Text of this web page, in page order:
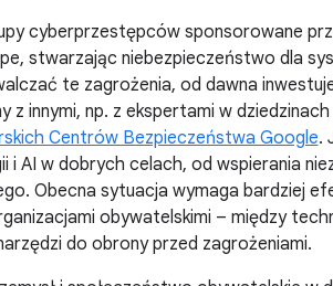
cyberprzestępców sponsorowane
stwarzając niebezpieczeństwo dla
te zagrożenia, od dawna
z innymi, np. z ekspertami w
Centrów Bezpieczeństwa Google.
AI w dobrych celach, od wspierania
Obecna sytuacja wymaga bardziej
obywatelskimi – między
do obrony przed zagrożeniami.